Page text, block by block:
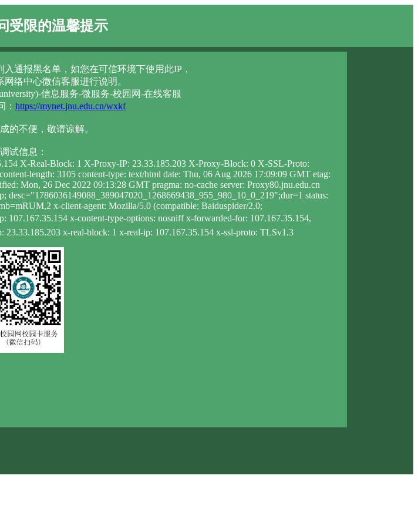
受限的温馨提示
通报黑名单，如您在可信环境下使用此IP，
络中心微信客服进行说明。
信息服务-微服务-校园网-在线客服
： https://mynet.jnu.edu.cn/wxkf
的不便，敬请谅解。
调试信息：
X-Real-Block: 1 X-Proxy-IP: 23.33.185.203 X-Proxy-Block: 0 X-SSL-Proto:
length: 3105 content-type: text/html date: Thu, 06 Aug 2026 17:09:09 GMT etag:
Mon, 26 Dec 2022 09:13:28 GMT pragma: no-cache server: Proxy80.jnu.edu.cn
desc="1786036149088_389047020_1268669438_955_980_10_0_219";dur=1 status:
x-client-agent: Mozilla/5.0 (compatible; Baiduspider/2.0;
107.167.35.154 x-content-type-options: nosniff x-forwarded-for: 107.167.35.154,
x-real-block: 1 x-real-ip: 107.167.35.154 x-ssl-proto: TLSv1.3